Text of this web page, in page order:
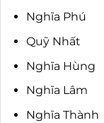
Nghĩa Phú
Quỹ Nhất
Nghĩa Hùng
Nghĩa Lâm
Nghĩa Thành